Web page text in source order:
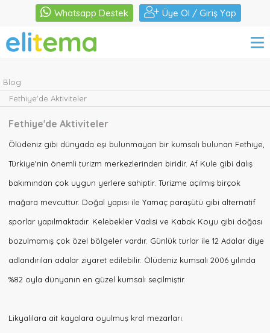
Kiralık
Bölgeler
Blog
Hakkımızda
İletişim
0312
37
Whatsapp Destek Üye Ol / Giriş Yap
Blog
Fethiye'de Aktiviteler
Fethiye'de Aktiviteler
Ölüdeniz gibi dünyada eşi bulunmayan bir kumsalı bulunan Fethiye,
Türkiye'nin önemli turizm merkezlerinden biridir. Af Kule gibi dalış
bakımından çok uygun yerlere sahiptir. Turizme açılmış birçok
mağara mevcuttur. Doğal yapısı ile Yamaç paraşütü gibi alternatif
sporlar yapılmaktadır. Kelebekler Vadisi ve Kabak Koyu gibi doğası
bozulmamış çok özel bölgeler vardır. Günlük turlar ile 12 Adalar diye
adlandırılan adalar ziyaret edilebilir. Ölüdeniz kumsalı 2006 yılında
%82 oyla dünyanın en güzel kumsalı seçilmiştir.
Likyalılara ait kayalara oyulmuş kral mezarları.